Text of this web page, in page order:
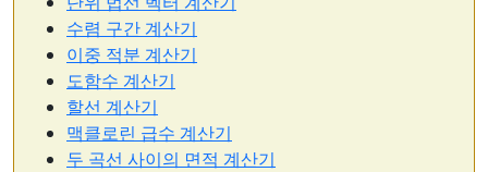
수렴 구간 계산기
이중 적분 계산기
도함수 계산기
할선 계산기
맥클로린 급수 계산기
두 곡선 사이의 면적 계산기